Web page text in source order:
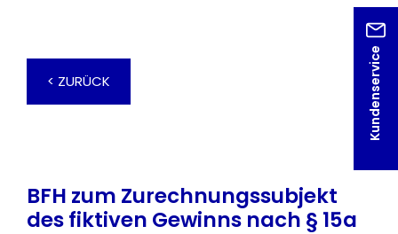
Kundenservice
< ZURÜCK
BFH zum Zurechnungssubjekt
des fiktiven Gewinns nach § 15a